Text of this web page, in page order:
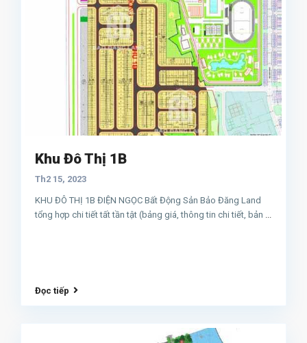
Khu Đô Thị 1B
Th2 15, 2023
KHU ĐÔ THỊ 1B ĐIỆN NGỌC Bất Động Sản Bảo Đăng Land
tổng hợp chi tiết tất tần tật (bảng giá, thông tin chi tiết, bản
Đọc tiếp